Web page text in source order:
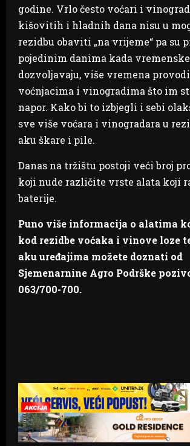
godine. Vrlo često voćari i
kišovitih i hladnih dana nisu u
rezidbu obaviti „na vrijeme“ pa su
pojedinim danima kada
dozvoljavaju, više vremena
voćnjacima i vinogradima što im
napor. Kako bi to izbjegli i sebi
sve više voćara i vinogradara u
aku škare i pile.
Danas na tržištu postoji veći broj
koji nude različite vrste alata koji
baterije.
Puno više informacija o alatima
kod rezidbe voćaka i vinove loze
aku uređajima možete doznati od
Sjemenarnine Agro Podrške
063/700-700.